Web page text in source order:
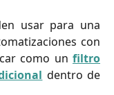
usar para una
con
como un filtro
dentro de